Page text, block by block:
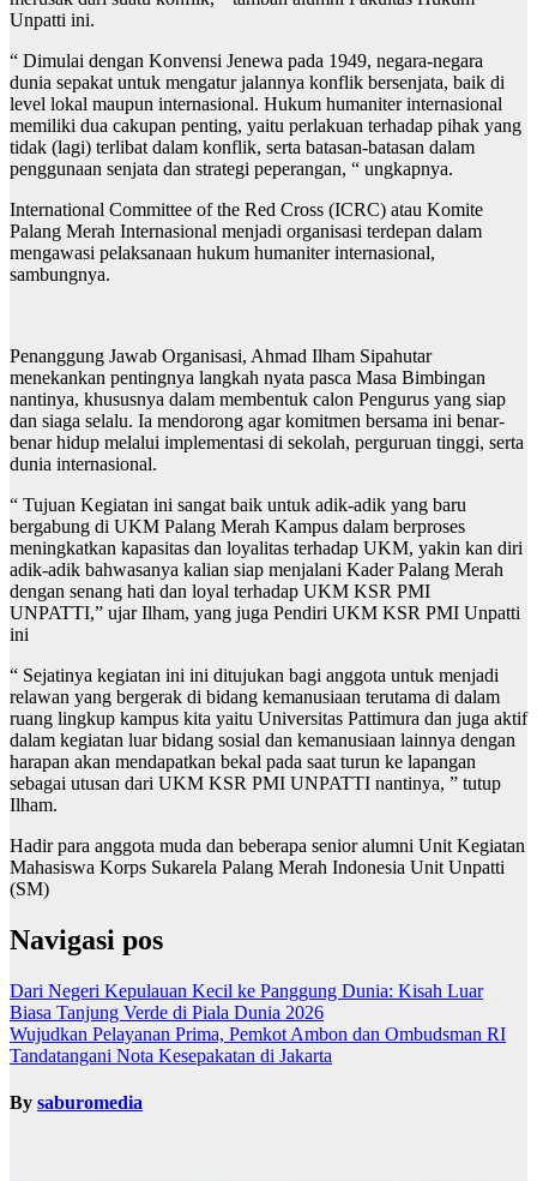
Unpatti ini.
“ Dimulai dengan Konvensi Jenewa pada 1949, negara-negara
dunia sepakat untuk mengatur jalannya konflik bersenjata, baik di
level lokal maupun internasional. Hukum humaniter internasional
memiliki dua cakupan penting, yaitu perlakuan terhadap pihak yang
tidak (lagi) terlibat dalam konflik, serta batasan-batasan dalam
penggunaan senjata dan strategi peperangan, “ ungkapnya.
International Committee of the Red Cross (ICRC) atau Komite
Palang Merah Internasional menjadi organisasi terdepan dalam
mengawasi pelaksanaan hukum humaniter internasional,
sambungnya.
Penanggung Jawab Organisasi, Ahmad Ilham Sipahutar
menekankan pentingnya langkah nyata pasca Masa Bimbingan
nantinya, khususnya dalam membentuk calon Pengurus yang siap
dan siaga selalu. Ia mendorong agar komitmen bersama ini benar-
benar hidup melalui implementasi di sekolah, perguruan tinggi, serta
dunia internasional.
“ Tujuan Kegiatan ini sangat baik untuk adik-adik yang baru
bergabung di UKM Palang Merah Kampus dalam berproses
meningkatkan kapasitas dan loyalitas terhadap UKM, yakin kan diri
adik-adik bahwasanya kalian siap menjalani Kader Palang Merah
dengan senang hati dan loyal terhadap UKM KSR PMI
UNPATTI,” ujar Ilham, yang juga Pendiri UKM KSR PMI Unpatti
ini
“ Sejatinya kegiatan ini ini ditujukan bagi anggota untuk menjadi
relawan yang bergerak di bidang kemanusiaan terutama di dalam
ruang lingkup kampus kita yaitu Universitas Pattimura dan juga aktif
dalam kegiatan luar bidang sosial dan kemanusiaan lainnya dengan
harapan akan mendapatkan bekal pada saat turun ke lapangan
sebagai utusan dari UKM KSR PMI UNPATTI nantinya, ” tutup
Ilham.
Hadir para anggota muda dan beberapa senior alumni Unit Kegiatan
Mahasiswa Korps Sukarela Palang Merah Indonesia Unit Unpatti
(SM)
Navigasi pos
Dari Negeri Kepulauan Kecil ke Panggung Dunia: Kisah Luar
Biasa Tanjung Verde di Piala Dunia 2026
Wujudkan Pelayanan Prima, Pemkot Ambon dan Ombudsman RI
Tandatangani Nota Kesepakatan di Jakarta
By saburomedia